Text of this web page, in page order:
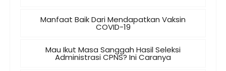
Manfaat Baik Dari Mendapatkan Vaksin
COVID-19
Mau Ikut Masa Sanggah Hasil Seleksi
Administrasi CPNS? Ini Caranya